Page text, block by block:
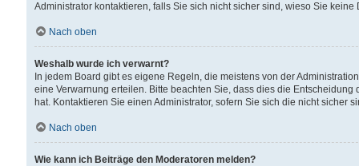
Administrator kontaktieren, falls Sie sich nicht sicher sind, wieso Sie
Nach oben
Weshalb wurde ich verwarnt?
In jedem Board gibt es eigene Regeln, die meistens von der
eine Verwarnung erteilen. Bitte beachten Sie, dass dies die
hat. Kontaktieren Sie einen Administrator, sofern Sie sich die nicht sicher
Nach oben
Wie kann ich Beiträge den Moderatoren melden?